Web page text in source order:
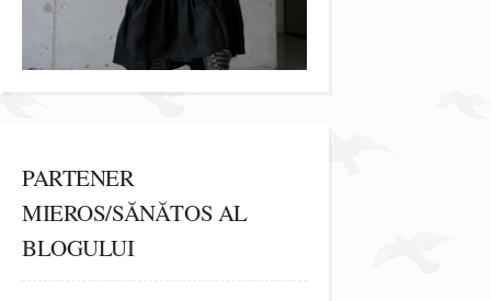
PARTENER
MIEROS/SĂNĂTOS AL
BLOGULUI